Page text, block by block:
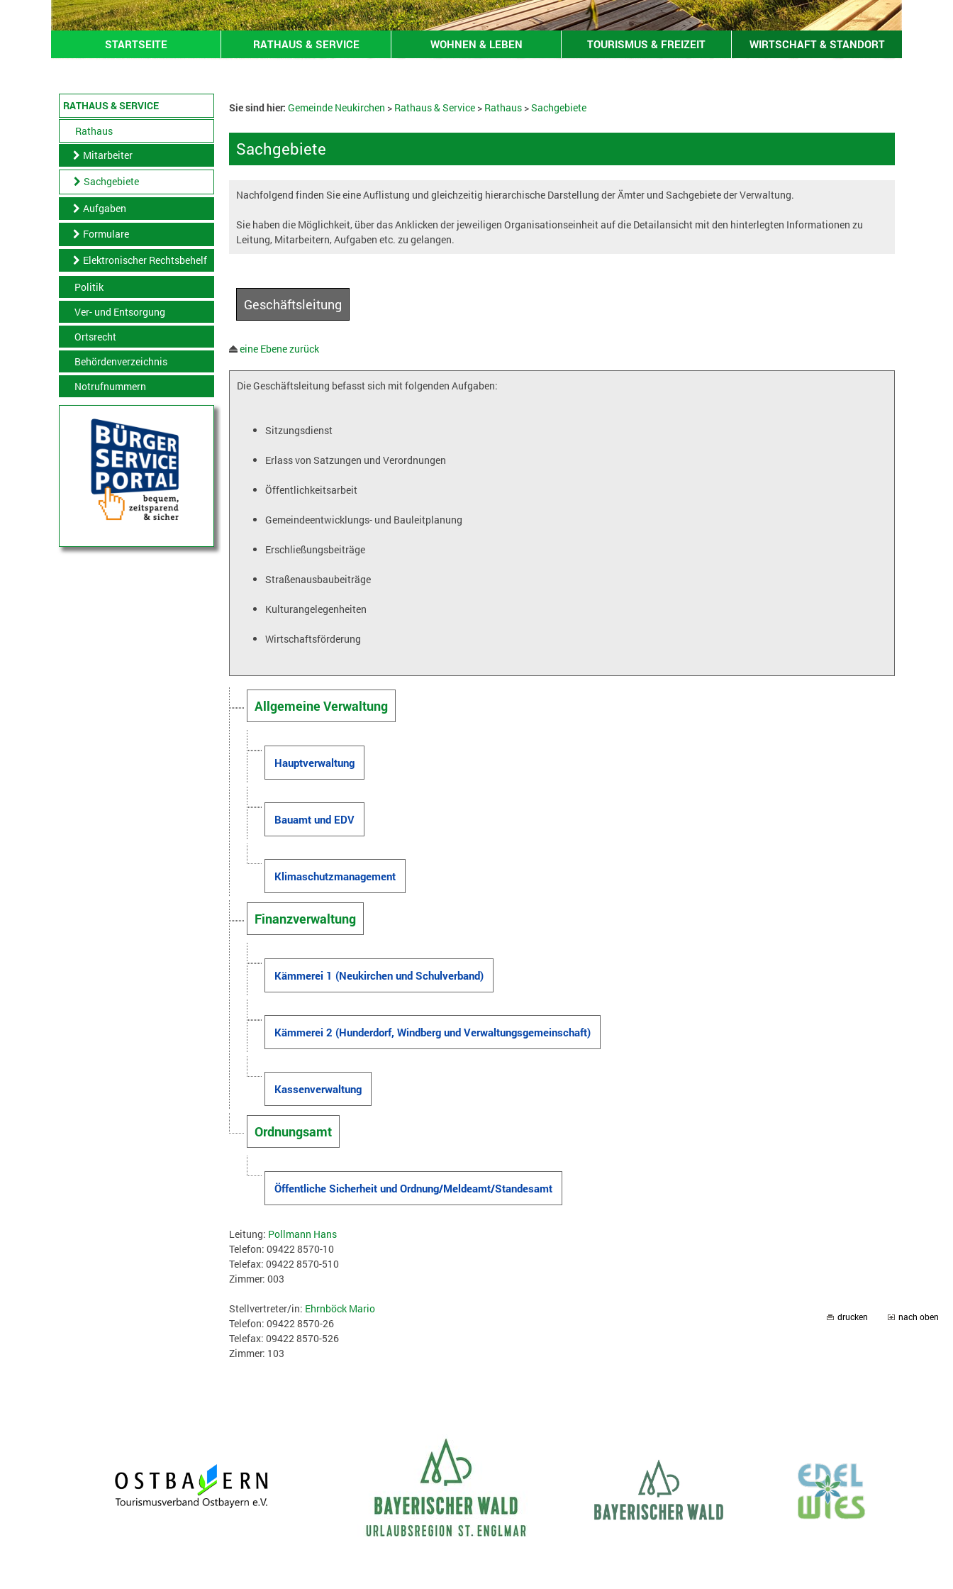
STARTSEITE RATHAUS & SERVICE WOHNEN & LEBEN TOURISMUS & FREIZEIT WIRTSCHAFT & STANDORT
RATHAUS & SERVICE
Rathaus
Mitarbeiter
Sachgebiete
Aufgaben
Formulare
Elektronischer Rechtsbehelf
Politik
Ver- und Entsorgung
Ortsrecht
Behördenverzeichnis
Notrufnummern
Sie sind hier: Gemeinde Neukirchen > Rathaus & Service> Rathaus>Sachgebiete
Sachgebiete
Nachfolgend finden Sie eine Auflistung und gleichzeitig hierarchische Darstellung der Ämter und Sachgebiete der Verwaltung.
Sie haben die Möglichkeit, über das Anklicken der jeweiligen Organisationseinheit auf die Detailansicht mit den hinterlegten Informationen zu
Leitung, Mitarbeitern, Aufgaben etc. zu gelangen.
Geschäftsleitung
eine Ebene zurück
Die Geschäftsleitung befasst sich mit folgenden Aufgaben:
Sitzungsdienst
Erlass von Satzungen und Verordnungen
Öffentlichkeitsarbeit
Gemeindeentwicklungs- und Bauleitplanung
Erschließungsbeiträge
Straßenausbaubeiträge
Kulturangelegenheiten
Wirtschaftsförderung
Allgemeine Verwaltung
Hauptverwaltung
Bauamt und EDV
Klimaschutzmanagement
Finanzverwaltung
Kämmerei 1 (Neukirchen und Schulverband)
Kämmerei 2 (Hunderdorf, Windberg und Verwaltungsgemeinschaft)
Kassenverwaltung
Ordnungsamt
Öffentliche Sicherheit und Ordnung/Meldeamt/Standesamt
Leitung: Pollmann Hans
Telefon: 09422 8570-10
Telefax: 09422 8570-510
Zimmer: 003
Stellvertreter/in: Ehrnböck Mario
Telefon: 09422 8570-26
Telefax: 09422 8570-526
Zimmer: 103
drucken nach oben